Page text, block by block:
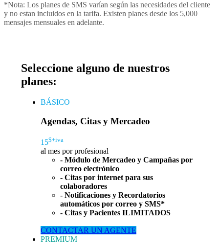
*Nota: Los planes de SMS varían según las necesidades del cliente
y no estan incluidos en la tarifa. Existen planes desde los 5,000
mensajes mensuales en adelante.
Seleccione alguno de nuestros
planes:
BÁSICO
Agendas, Citas y Mercadeo
15$+iva
al mes por profesional
- Módulo de Mercadeo y Campañas por
correo electrónico
- Citas por internet para sus
colaboradores
- Notificaciones y Recordatorios
automáticos por correo y SMS*
- Citas y Pacientes ILIMITADOS
CONTACTAR UN AGENTE
PREMIUM